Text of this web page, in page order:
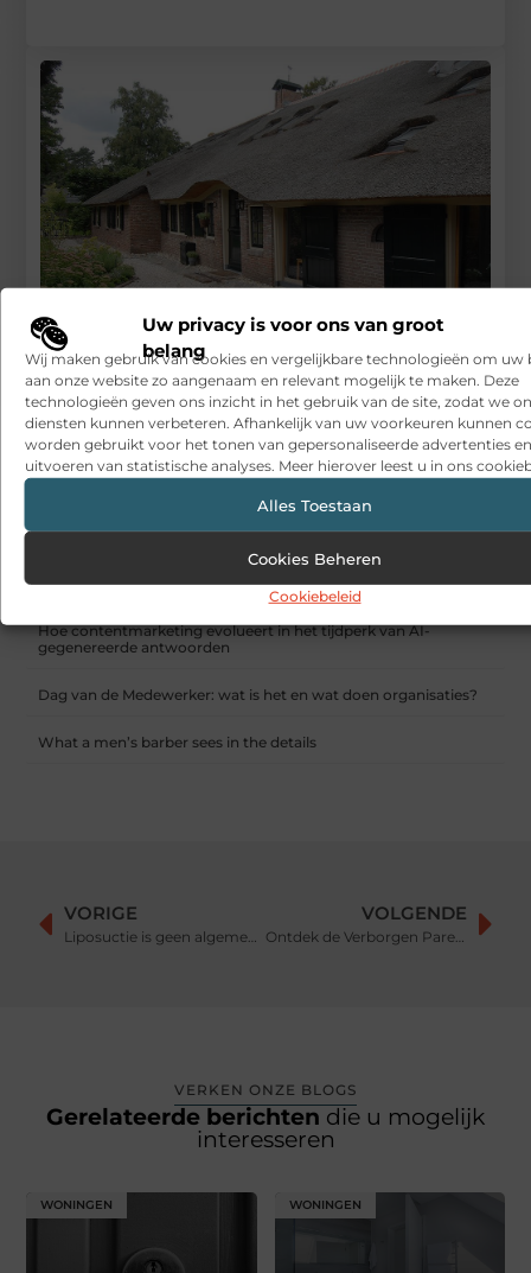
Uw privacy is voor ons van groot
belang
Wij maken gebruik van cookies en vergelijkbare technologieën om uw
aan onze website zo aangenaam en relevant mogelijk te maken. Deze
technologieën geven ons inzicht in het gebruik van de site, zodat we
diensten kunnen verbeteren. Afhankelijk van uw voorkeuren kunnen
worden gebruikt voor het tonen van gepersonaliseerde advertenties
uitvoeren van statistische analyses. Meer hierover leest u in ons
Alles Toestaan
Cookies Beheren
Cookiebeleid
Hoe makelaars in Hilversum de verkoopbegeleiding van uw
woning transformeren
RECENTE BERICHTEN
Snelle sfeerverbetering met accessoires die altijd passen
Sitcon: Specialist in beveiligingsoplossingen en
detectietechnologie
Hoe contentmarketing evolueert in het tijdperk van AI-
gegenereerde antwoorden
Dag van de Medewerker: wat is het en wat doen organisaties?
What a men’s barber sees in the details
VORIGE
Liposuctie is geen algemene methode om gewicht te verliezen
VOLGENDE
Ontdek de Verborgen Parel van Hilversum – Top 5 Wandelroutes
VERKEN ONZE BLOGS
Gerelateerde berichten die u mogelijk
interesseren
WONINGEN WONINGEN